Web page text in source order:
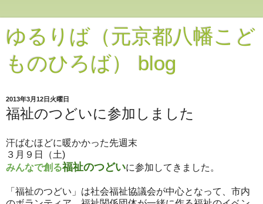
ゆるりば（元京都八幡こど
ものひろば） blog
2013年3月12日火曜日
福祉のつどいに参加しました
汗ばむほどに暖かかった先週末
３月９日（土)
みんなで創る福祉のつどいに参加してきました。
「福祉のつどい」は社会福祉協議会が中心となって、市内